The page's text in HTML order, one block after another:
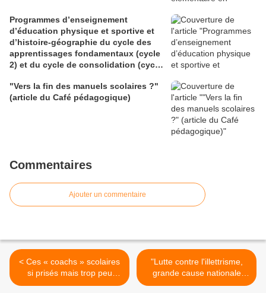
Programmes d’enseignement
d’éducation physique et sportive et
d’histoire-géographie du cycle des
apprentissages fondamentaux (cycle
2) et du cycle de consolidation (cycle
"Vers la fin des manuels scolaires ?"
(article du Café pédagogique)
Commentaires
Ajouter un commentaire
< Ces « coachs » scolaires
si prisés mais trop peu
encadrés (lefigaro.fr)
"Lutte contre l'illettrisme,
grande cause nationale
2013, enjeu majeur de la